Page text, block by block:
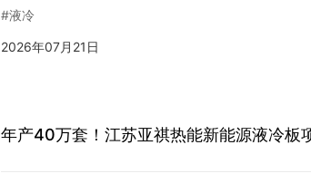
#液冷
2026年07月21日
年产40万套！江苏亚祺热能新能源液冷板